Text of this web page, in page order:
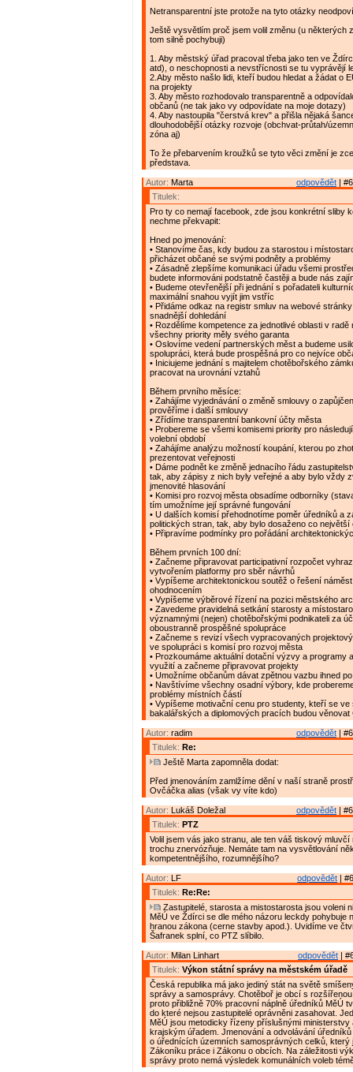
Netransparentní jste protože na tyto otázky
Ještě vysvětlím proč jsem volil změnu (u některých
tom silně pochybuji)
1. Aby městský úřad pracoval třeba jako ten ve
atd), o neschopnosti a nevstřícnosti se tu vyprávějí
2.Aby město našlo lidi, kteří budou hledat a žádat o
na projekty
3. Aby město rozhodovalo transparentně a
občanů (ne tak jako vy odpovídate na moje dotazy)
4. Aby nastoupila "čerstvá krev" a přišla nějaká
dlouhodobější otázky rozvoje (obchvat-průtah/
zóna aj)
To že přebarvením kroužků se tyto věci změní je
představa.
odpovědět |
Autor: Marta
Titulek:
Pro ty co nemají facebook, zde jsou konkrétní sliby
nechme překvapit:
Hned po jmenování:
• Stanovíme čas, kdy budou za starostou i
přicházet občané se svými podněty a problémy
• Zásadně zlepšíme komunikaci úřadu všemi
budete informováni podstatně častěji a bude nás
• Budeme otevřenější při jednání s pořadateli
maximální snahou vyjít jim vstříc
• Přidáme odkaz na registr smluv na webové
snadnější dohledání
• Rozdělíme kompetence za jednotlivé oblasti v radě
všechny priority měly svého garanta
• Oslovíme vedení partnerských měst a budeme
spolupráci, která bude prospěšná pro co nejvíce
• Iniciujeme jednání s majitelem chotěbořského
pracovat na urovnání vztahů
Během prvního měsíce:
• Zahájíme vyjednávání o změně smlouvy o
prověříme i další smlouvy
• Zřídíme transparentní bankovní účty města
• Probereme se všemi komisemi priority pro
volební období
• Zahájíme analýzu možností koupání, kterou po
prezentovat veřejnosti
• Dáme podnět ke změně jednacího řádu
tak, aby zápisy z nich byly veřejné a aby bylo vždy
jmenovité hlasování
• Komisi pro rozvoj města obsadíme odborníky
tím umožníme její správné fungování
• U dalších komisí přehodnotíme poměr úředníků a
politických stran, tak, aby bylo dosaženo co největší
• Připravíme podmínky pro pořádání
Během prvních 100 dní:
• Začneme připravovat participativní rozpočet
vytvořením platformy pro sběr návrhů
• Vypíšeme architektonickou soutěž o řešení
ohodnocením
• Vypíšeme výběrové řízení na pozici městského
• Zavedeme pravidelná setkání starosty a
významnými (nejen) chotěbořskými podnikateli za
oboustranně prospěšné spolupráce
• Začneme s revizí všech vypracovaných
ve spolupráci s komisí pro rozvoj města
• Prozkoumáme aktuální dotační výzvy a programy
využití a začneme připravovat projekty
• Umožníme občanům dávat zpětnou vazbu ihned
• Navštívíme všechny osadní výbory, kde
problémy místních částí
• Vypíšeme motivační cenu pro studenty, kteří se ve
bakalářských a diplomových pracích budou věnovat
odpovědět |
Autor: radim
Titulek: Re:
Ještě Marta zapomněla dodat:
Před jmenováním zamlžíme dění v naší straně
Ovčáčka alias (však vy víte kdo)
odpovědět |
Autor: Lukáš Doležal
Titulek: PTZ
Volil jsem vás jako stranu, ale ten váš tiskový
trochu znervózňuje. Nemáte tam na vysvětlování
kompetentnějšího, rozumnějšího?
odpovědět |
Autor: LF
Titulek: Re:Re:
Zastupitelé, starosta a mistostarosta jsou voleni
MěÚ ve Ždírci se dle mého názoru leckdy pohybuje
hranou zákona (cerne stavby apod.). Uvidíme ve
Šafranek splní, co PTZ slíbilo.
odpovědět |
Autor: Milan Linhart
Titulek: Výkon státní správy na městském úřadě
Česká republika má jako jediný stát na světě
správy a samosprávy. Chotěboř je obcí s
proto přibližně 70% pracovní náplně úředníků MěÚ
do které nejsou zastupitelé oprávněni zasahovat.
MěÚ jsou metodicky řízeny příslušnými ministerstvy
krajským úřadem. Jmenování a odvolávání
o úřednících územních samosprávných celků, který
Zákoníku práce i Zákonu o obcích. Na záležitosti
správy proto nemá výsledek komunálních voleb